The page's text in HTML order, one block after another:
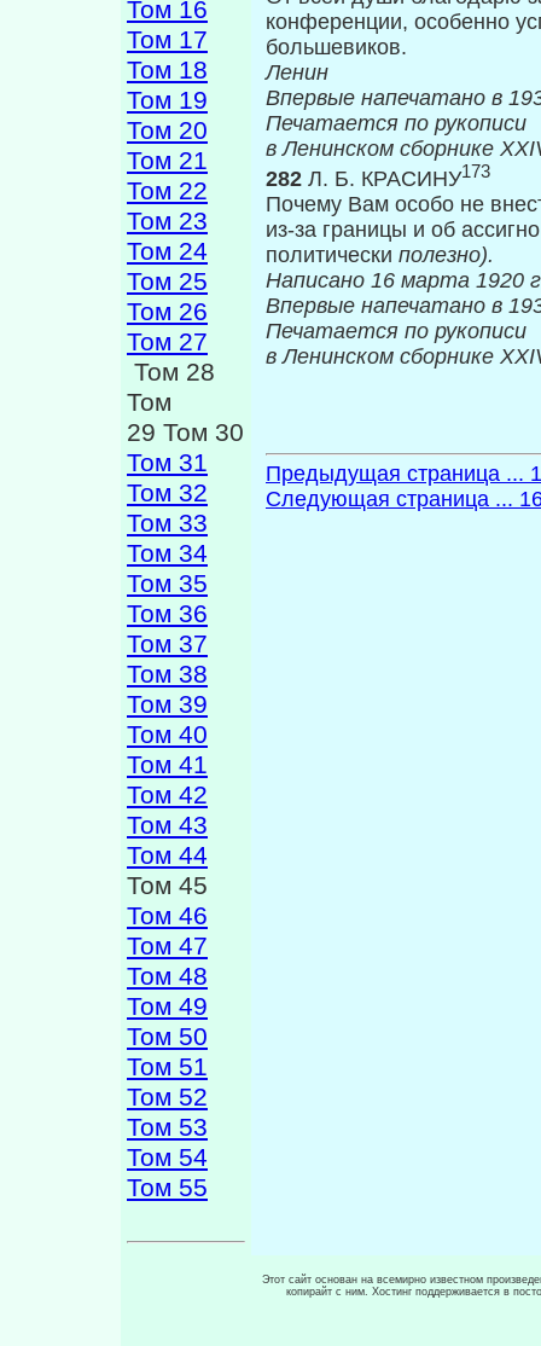
Том 16
Том 17
Том 18
Том 19
Том 20
Том 21
Том 22
Том 23
Том 24
Том 25
Том 26
Том 27
Том 28
Том
29 Том 30
Том 31
Том 32
Том 33
Том 34
Том 35
Том 36
Том 37
Том 38
Том 39
Том 40
Том 41
Том 42
Том 43
Том 44
Том 45
Том 46
Том 47
Том 48
Том 49
Том 50
Том 51
Том 52
Том 53
Том 54
Том 55
конферен­ции, особенно
большевиков.
Ленин
Впервые
Печатается по рукописи
в Ленинском сборнике
282 Л. Б. КРАСИНУ173
Почему Вам особо не
из-за границы и об
политически по­лезно).
Написано 16 марта 1920
Впервые
Печатается по рукописи
в Ленинском сборнике
Предыдущая страница ...
Следующая страница ...
Этот сайт основан на всемирно известном
копирайт с ним. Хостинг поддерживается в